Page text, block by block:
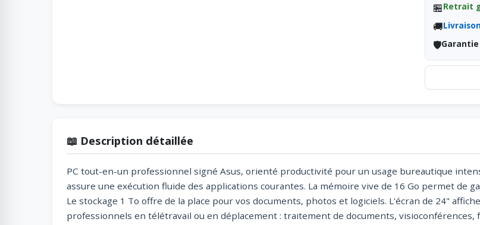
🏪Retrait
🚚
🛡️
📖 Description détaillée
PC tout-en-un professionnel signé Asus, orienté productivité pour un usage bureautique
assure une exécution fluide des applications courantes. La mémoire vive de 16 Go permet de
Le stockage 1 To offre de la place pour vos documents, photos et logiciels. L'écran de 24"
professionnels en télétravail ou en déplacement : traitement de documents, visioconférences,